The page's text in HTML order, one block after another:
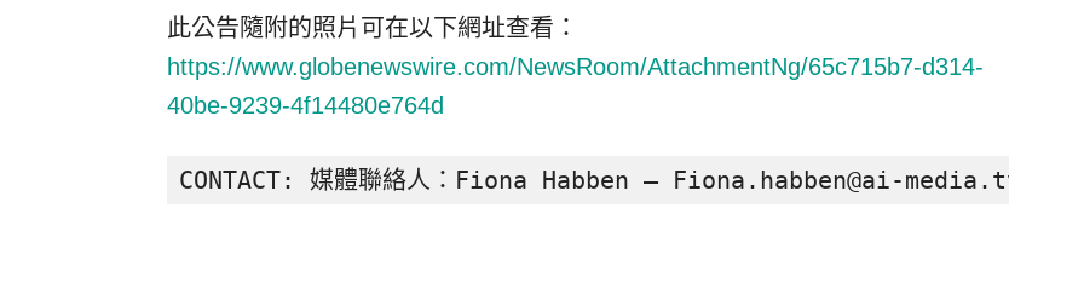
此公告隨附的照片可在以下網址查看：
https://www.globenewswire.com/NewsRoom/AttachmentNg/65c715b7-d314-
40be-9239-4f14480e764d
CONTACT: 媒體聯絡人：Fiona Habben – Fiona.habben@ai-media.tv